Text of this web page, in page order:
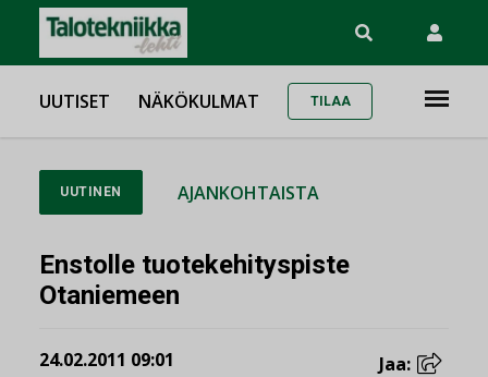
UUTISET NÄKÖKULMAT TILAA
UUTINEN AJANKOHTAISTA
Enstolle tuotekehityspiste
Otaniemeen
24.02.2011 09:01 Jaa: